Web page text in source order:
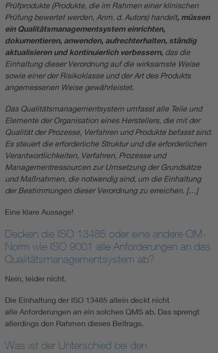
Prüfprodukte (Produkte, die im Rahmen einer klinischen
Prüfung bewertet werden, Anm. d. Autors) handelt, müssen
ein Qualitätsmanagementsystem einrichten,
dokumentieren, anwenden, aufrechterhalten, ständig
aktualisieren und kontinuierlich verbessern, das die
Einhaltung dieser Verordnung auf die wirksamste Weise
sowie einer der Risikoklasse und der Art des Produkts
angemessenen Weise gewährleistet.
Das Qualitätsmanagementsystem umfasst alle Teile und
Elemente der Organisation eines Herstellers, die mit der
Qualität der Prozesse, Verfahren und Produkte befasst sind.
Es steuert die erforderliche Struktur und die erforderlichen
Verantwortlichkeiten, Verfahren, Prozesse und
Managementressourcen zur Umsetzung der Grundsätze
und Maßnahmen, die notwendig sind, um die Einhaltung
der Bestimmungen dieser Verordnung zu erreichen. […]
Eine klare Aussage!
Decken die ISO 13485 oder eine andere QM-
Norm wie ISO 9001 alle Anforderungen an das
Qualitätsmanagementsystem ab?
Nein, leider nicht.
Die Einhaltung der ISO 13485 allein deckt nicht
alle Anforderungen an ein solches QMS ab. Das sprengt
allerdings den Rahmen dieses Beitrags.
Was ist der Unterschied bei den